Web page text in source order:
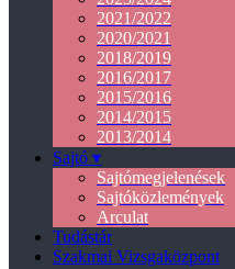
2021/2022
2020/2021
2018/2019
2016/2017
2015/2016
2014/2015
2013/2014
Sajtó ▾
Sajtómegjelenések
Sajtóközlemények
Arculat
Tudástár
Szakmai Vizsgaközpont